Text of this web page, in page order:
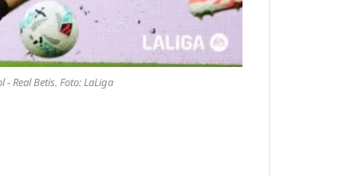
Real Betis. Foto: LaLiga